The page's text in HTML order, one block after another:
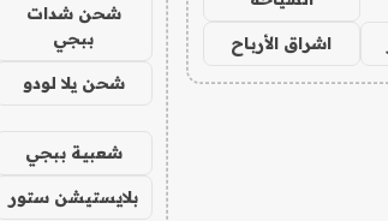
اشراق الأرباح
شحن شدات
ببجي
شحن يلا لودو
شعبية ببجي
بلايستيشن ستور